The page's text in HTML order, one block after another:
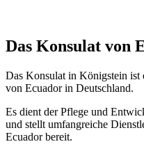
Das Konsulat von
Das Konsulat in Königstein ist
von Ecuador in Deutschland.
Es dient der Pflege und
und stellt umfangreiche
Ecuador bereit.